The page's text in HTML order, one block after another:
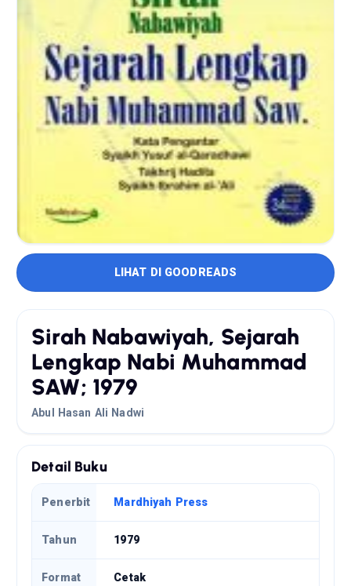
LIHAT DI GOODREADS
Sirah Nabawiyah, Sejarah
Lengkap Nabi Muhammad
SAW; 1979
Abul Hasan Ali Nadwi
Detail Buku
Penerbit Mardhiyah Press
Tahun 1979
Format Cetak